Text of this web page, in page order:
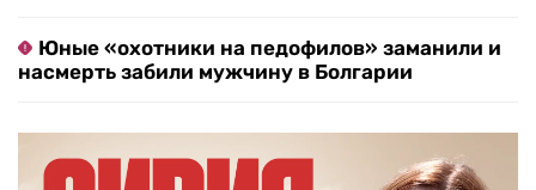
Юные «охотники на педофилов» заманили и
насмерть забили мужчину в Болгарии